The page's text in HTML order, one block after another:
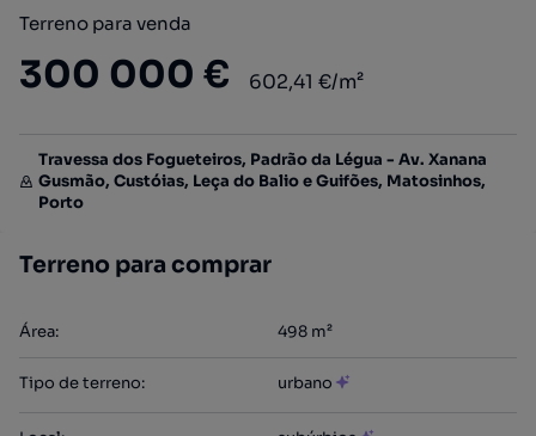
Terreno para venda
300 000 € 602,41 €/m²
Travessa dos Fogueteiros, Padrão da Légua - Av. Xanana
Gusmão, Custóias, Leça do Balio e Guifões, Matosinhos,
Porto
Terreno para comprar
Área: 498 m²
Tipo de terreno: urbano